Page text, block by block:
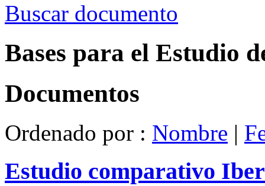
Buscar documento
Bases para el Estudio
Documentos
Ordenado por : Nombre |
Estudio comparativo